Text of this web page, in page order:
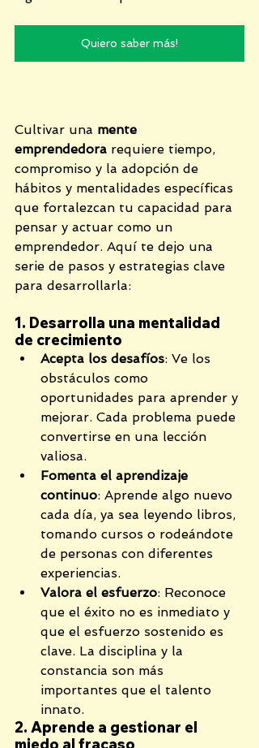
Quiero saber más!
Cultivar una mente
emprendedora requiere tiempo,
compromiso y la adopción de
hábitos y mentalidades específicas
que fortalezcan tu capacidad para
pensar y actuar como un
emprendedor. Aquí te dejo una
serie de pasos y estrategias clave
para desarrollarla:
1. Desarrolla una mentalidad
de crecimiento
Acepta los desafíos: Ve los
obstáculos como
oportunidades para aprender y
mejorar. Cada problema puede
convertirse en una lección
valiosa.
Fomenta el aprendizaje
continuo: Aprende algo nuevo
cada día, ya sea leyendo libros,
tomando cursos o rodeándote
de personas con diferentes
experiencias.
Valora el esfuerzo: Reconoce
que el éxito no es inmediato y
que el esfuerzo sostenido es
clave. La disciplina y la
constancia son más
importantes que el talento
innato.
2. Aprende a gestionar el